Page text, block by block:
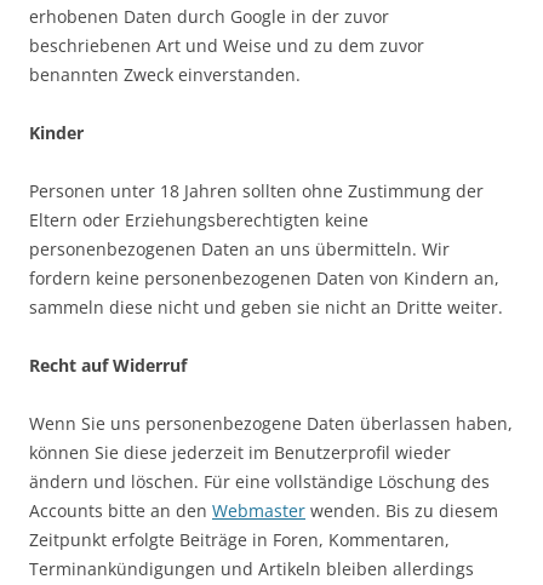
erhobenen Daten durch Google in der zuvor
beschriebenen Art und Weise und zu dem zuvor
benannten Zweck einverstanden.
Kinder
Personen unter 18 Jahren sollten ohne Zustimmung der
Eltern oder Erziehungsberechtigten keine
personenbezogenen Daten an uns übermitteln. Wir
fordern keine personenbezogenen Daten von Kindern an,
sammeln diese nicht und geben sie nicht an Dritte weiter.
Recht auf Widerruf
Wenn Sie uns personenbezogene Daten überlassen haben,
können Sie diese jederzeit im Benutzerprofil wieder
ändern und löschen. Für eine vollständige Löschung des
Accounts bitte an den Webmaster wenden. Bis zu diesem
Zeitpunkt erfolgte Beiträge in Foren, Kommentaren,
Terminankündigungen und Artikeln bleiben allerdings